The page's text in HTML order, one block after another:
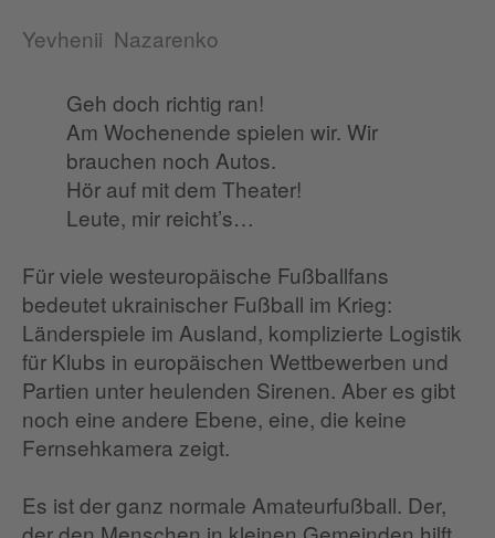
Yevhenii Nazarenko
Geh doch richtig ran!
Am Wochenende spielen wir. Wir
brauchen noch Autos.
Hör auf mit dem Theater!
Leute, mir reicht’s…
Für viele westeuropäische Fußballfans
bedeutet ukrainischer Fußball im Krieg:
Länderspiele im Ausland, komplizierte Logistik
für Klubs in europäischen Wettbewerben und
Partien unter heulenden Sirenen. Aber es gibt
noch eine andere Ebene, eine, die keine
Fernsehkamera zeigt.
Es ist der ganz normale Amateurfußball. Der,